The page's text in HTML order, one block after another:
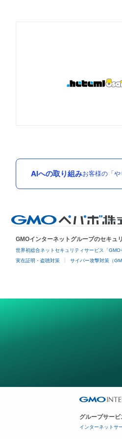
AIへの取り組みお客様の「
GMOインターネットグループのセキュ
世界初総合ネットセキュリティサービス「GMO
実在証明・盗聴対策 サイバー攻撃対策（
グループサービ
インターネットサ